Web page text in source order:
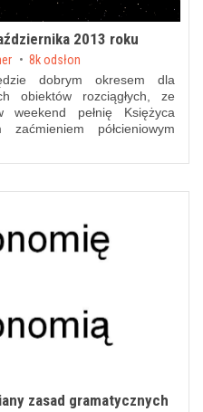
2013 roku
8k odsłon
dobrym okresem dla
obiektów rozciągłych, ze
pełnię Księżyca
półcieniowym
zasad gramatycznych